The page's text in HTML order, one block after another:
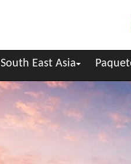
South East Asia